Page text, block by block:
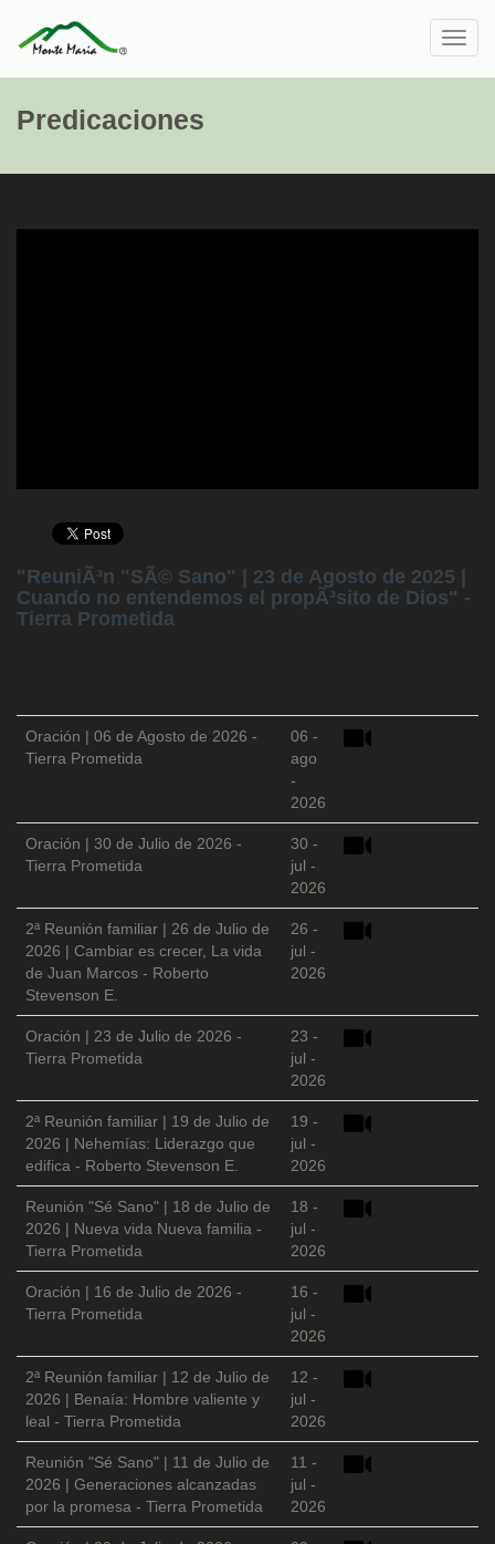
Predicaciones
"ReuniÃ³n "SÃ© Sano" | 23 de Agosto de 2025 |
Cuando no entendemos el propÃ³sito de Dios" -
Tierra Prometida
Oración | 06 de Agosto de 2026 -
Tierra Prometida
06 -
ago
-
2026
Oración | 30 de Julio de 2026 -
Tierra Prometida
30 -
jul -
2026
2ª Reunión familiar | 26 de Julio de
2026 | Cambiar es crecer, La vida
de Juan Marcos - Roberto
Stevenson E.
26 -
jul -
2026
Oración | 23 de Julio de 2026 -
Tierra Prometida
23 -
jul -
2026
2ª Reunión familiar | 19 de Julio de
2026 | Nehemías: Liderazgo que
edifica - Roberto Stevenson E.
19 -
jul -
2026
Reunión "Sé Sano" | 18 de Julio de
2026 | Nueva vida Nueva familia -
Tierra Prometida
18 -
jul -
2026
Oración | 16 de Julio de 2026 -
Tierra Prometida
16 -
jul -
2026
2ª Reunión familiar | 12 de Julio de
2026 | Benaía: Hombre valiente y
leal - Tierra Prometida
12 -
jul -
2026
Reunión "Sé Sano" | 11 de Julio de
2026 | Generaciones alcanzadas
por la promesa - Tierra Prometida
11 -
jul -
2026